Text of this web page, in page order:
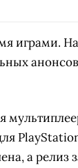
играми.
анонсов
а релиз